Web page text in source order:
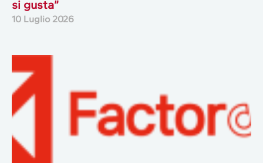
si gusta”
10 Luglio 2026